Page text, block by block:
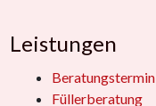
Leistungen
Beratungstermin
Füllerberatung